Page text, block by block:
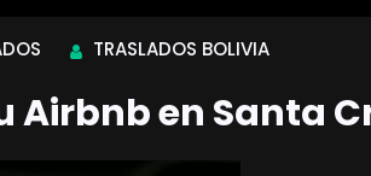
TRASLADOS BOLIVIA
Airbnb en Santa